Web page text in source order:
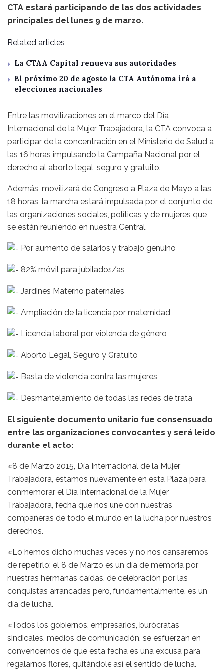
CTA estará participando de las dos actividades
principales del lunes 9 de marzo.
Related articles
La CTAA Capital renueva sus autoridades
El próximo 20 de agosto la CTA Autónoma irá a
elecciones nacionales
Entre las movilizaciones en el marco del Día
Internacional de la Mujer Trabajadora, la CTA convoca a
participar de la concentración en el Ministerio de Salud a
las 16 horas impulsando la Campaña Nacional por el
derecho al aborto legal, seguro y gratuito.
Además, movilizará de Congreso a Plaza de Mayo a las
18 horas, la marcha estará impulsada por el conjunto de
las organizaciones sociales, políticas y de mujeres que
se están reuniendo en nuestra Central.
Por aumento de salarios y trabajo genuino
82% móvil para jubilados/as
Jardines Materno paternales
Ampliación de la licencia por maternidad
Licencia laboral por violencia de género
Aborto Legal, Seguro y Gratuito
Basta de violencia contra las mujeres
Desmantelamiento de todas las redes de trata
El siguiente documento unitario fue consensuado
entre las organizaciones convocantes y será leído
durante el acto:
«8 de Marzo 2015, Día Internacional de la Mujer
Trabajadora, estamos nuevamente en esta Plaza para
conmemorar el Día Internacional de la Mujer
Trabajadora, fecha que nos une con nuestras
compañeras de todo el mundo en la lucha por nuestros
derechos.
«Lo hemos dicho muchas veces y no nos cansaremos
de repetirlo: el 8 de Marzo es un día de memoria por
nuestras hermanas caídas, de celebración por las
conquistas arrancadas pero, fundamentalmente, es un
día de lucha.
«Todos los gobiernos, empresarios, burócratas
sindicales, medios de comunicación, se esfuerzan en
convencernos de que esta fecha es una excusa para
regalarnos flores, quitándole así el sentido de lucha.